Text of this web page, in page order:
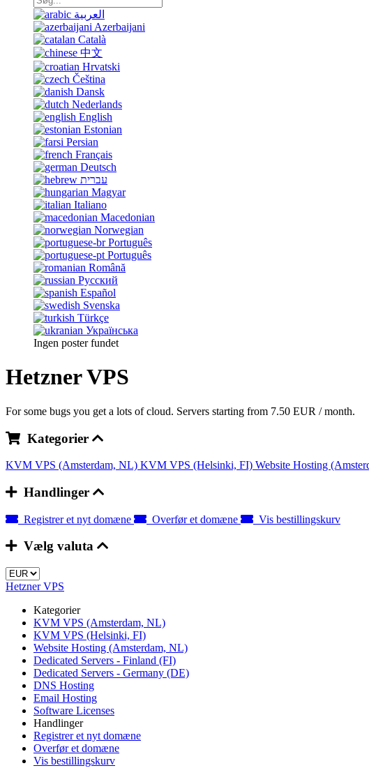
العربية
Azerbaijani
Català
中文
Hrvatski
Čeština
Dansk
Nederlands
English
Estonian
Persian
Français
Deutsch
עברית
Magyar
Italiano
Macedonian
Norwegian
Português
Português
Română
Русский
Español
Svenska
Türkçe
Українська
Ingen poster fundet
Hetzner VPS
For some bugs you get a lots of cloud. Servers starting from 7.50 EUR / month.
Kategorier
KVM VPS (Amsterdam, NL) KVM VPS (Helsinki, FI) Website Hosting
Handlinger
Registrer et nyt domæne Overfør et domæne Vis bestillingskurv
Vælg valuta
Hetzner VPS
Kategorier
KVM VPS (Amsterdam, NL)
KVM VPS (Helsinki, FI)
Website Hosting (Amsterdam, NL)
Dedicated Servers - Finland (FI)
Dedicated Servers - Germany (DE)
DNS Hosting
Email Hosting
Software Licenses
Handlinger
Registrer et nyt domæne
Overfør et domæne
Vis bestillingskurv